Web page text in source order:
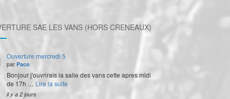
SAE LES VANS (HORS CRENEAUX)
Ouverture mercredi 5
par Paco
Bonjour j'ouvrirais la salle des vans cette apres midi
de 17h … Lire la suite
il y a 2 jours